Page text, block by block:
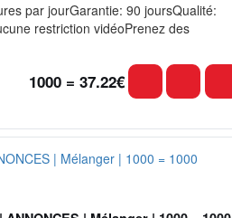
par jourGarantie: 90 joursQualité:
restriction vidéoPrenez des
1000 = 37.22€